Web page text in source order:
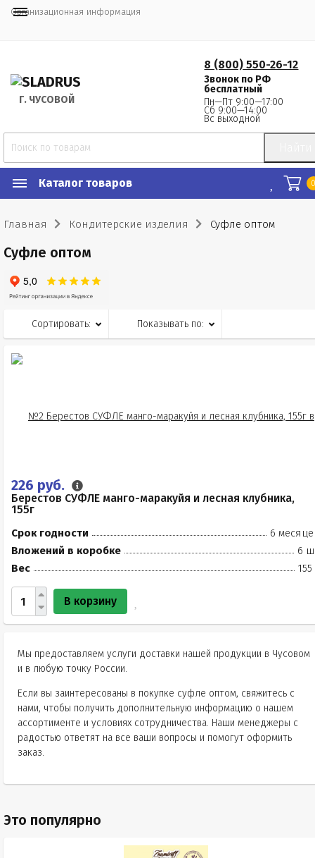
Организационная информация
Г. ЧУСОВОЙ
8 (800) 550-26-12
Звонок по РФ
бесплатный
Пн—Пт 9:00—17:00
Сб 9:00—14:00
Вс выходной
Каталог товаров
Главная Кондитерские изделия Суфле оптом
Суфле оптом
Сортировать: Показывать по:
226 руб.
Берестов СУФЛЕ манго-маракуйя и лесная клубника,
155г
Срок годности
6
Вложений в коробке
6
Вес
155
В корзину
Мы предоставляем услуги доставки нашей продукции в Чусовом
и в любую точку России.
Если вы заинтересованы в покупке суфле оптом, свяжитесь с
нами, чтобы получить дополнительную информацию о нашем
ассортименте и условиях сотрудничества. Наши менеджеры с
радостью ответят на все ваши вопросы и помогут оформить
заказ.
Это популярно